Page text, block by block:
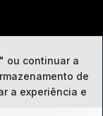
ou continuar a
de
a experiência e